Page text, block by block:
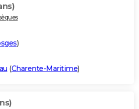
)
(Charente-Maritime)